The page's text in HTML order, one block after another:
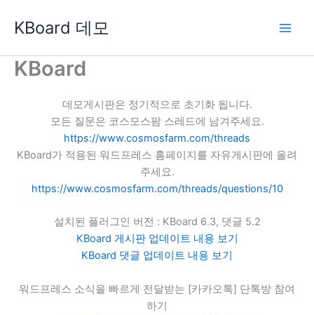
로
KBoard 데모
KBoard
데모게시판은 정기적으로 초기화 됩니다.
모든 질문은 코스모스팜 스레드에 남겨주세요.
https://www.cosmosfarm.com/threads
KBoard가 적용된 워드프레스 홈페이지를 자유게시판에 올려
주세요.
https://www.cosmosfarm.com/threads/questions/10
설치된 플러그인 버전 : KBoard 6.3, 댓글 5.2
KBoard 게시판 업데이트 내용 보기
KBoard 댓글 업데이트 내용 보기
워드프레스 소식을 빠르게 전달받는 [카카오톡] 단톡방 참여
하기